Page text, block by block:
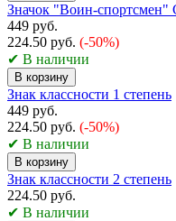
Значок "Воин-
449 руб.
224.50 руб. (-50%)
✔ В наличии
В корзину
Знак классности 1 степень
449 руб.
224.50 руб. (-50%)
✔ В наличии
В корзину
Знак классности 2 степень
224.50 руб.
✔ В наличии